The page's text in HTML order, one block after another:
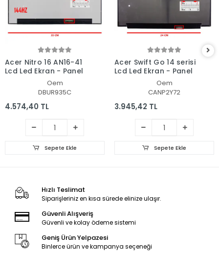
Acer Nitro 16 AN16-41
Lcd Led Ekran - Panel
Oem
DBUR935C
4.574,40 TL
Sepete Ekle
Acer Swift Go 14 serisi
Lcd Led Ekran - Panel
Oem
CANP2Y72
3.945,42 TL
Sepete Ekle
Hızlı Teslimat
Siparişleriniz en kısa sürede elinize ulaşır.
Güvenli Alışveriş
Güvenli ve kolay ödeme sistemi
Geniş Ürün Yelpazesi
Binlerce ürün ve kampanya seçeneği